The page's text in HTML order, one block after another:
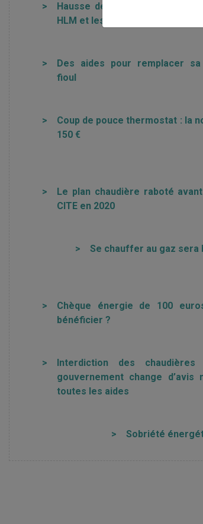
>
Hausse des prix du gaz : des
HLM et les copropriétés
>
Des aides pour remplacer
fioul
>
Coup de pouce thermostat : la
150 €
>
Le plan chaudière raboté
CITE en 2020
> Se chauffer au gaz
>
Chèque énergie de 100
bénéficier ?
>
Interdiction des
gouvernement change d’avis
toutes les aides
> Sobriété